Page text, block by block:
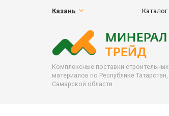
Казань Каталог
Комплексные поставки строительных
материалов по Республике Татарстан,
Самарской области